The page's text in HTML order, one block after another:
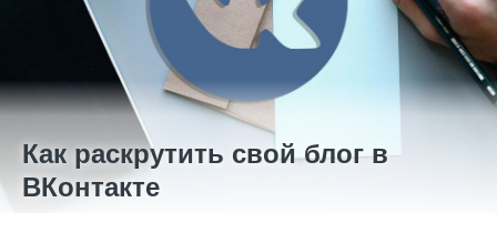
Как раскрутить свой блог в
ВКонтакте